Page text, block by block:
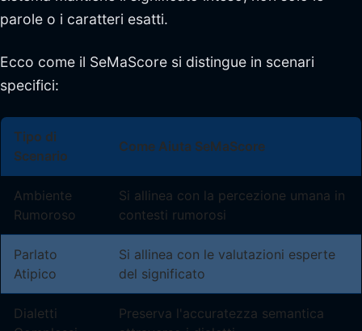
parole o i caratteri esatti.
Ecco come il SeMaScore si distingue in scenari
specifici:
Tipo di
Scenario
Come Aiuta SeMaScore
Ambiente
Rumoroso
Si allinea con la percezione umana in
contesti rumorosi
Parlato
Atipico
Si allinea con le valutazioni esperte
del significato
Dialetti
Preserva l'accuratezza semantica